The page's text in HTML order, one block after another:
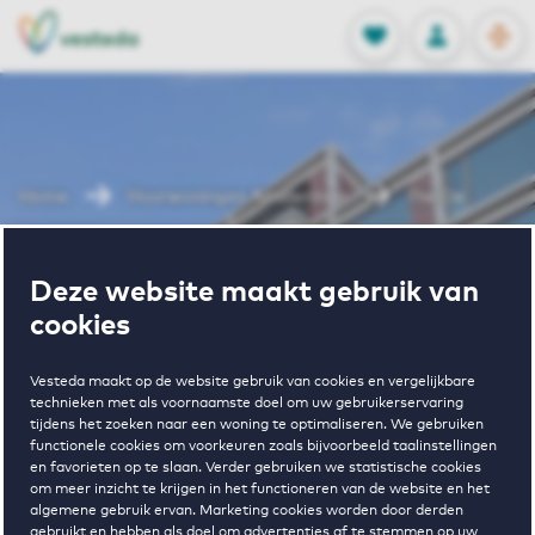
Deze website maakt gebruik van
cookies
Vesteda maakt op de website gebruik van cookies en vergelijkbare
technieken met als voornaamste doel om uw gebruikerservaring
tijdens het zoeken naar een woning te optimaliseren. We gebruiken
functionele cookies om voorkeuren zoals bijvoorbeeld taalinstellingen
en favorieten op te slaan. Verder gebruiken we statistische cookies
om meer inzicht te krijgen in het functioneren van de website en het
algemene gebruik ervan. Marketing cookies worden door derden
FAVORIETEN
Opgeslagen
INLOGGEN
NL
EN
Huurwoningen Amsterdam The Ox
Wonen in The
Ox